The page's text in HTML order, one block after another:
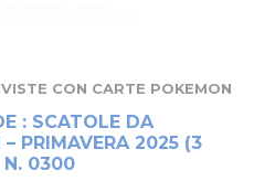
CON CARTE POKEMON
: SCATOLE DA
PRIMAVERA 2025 (3
N. 0300